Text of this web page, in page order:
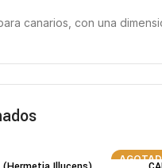
canarios, con una